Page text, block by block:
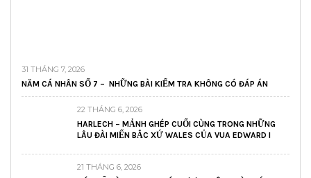
31 THÁNG 7, 2026
NĂM CÁ NHÂN SỐ 7 – NHỮNG BÀI KIỂM TRA KHÔNG CÓ ĐÁP ÁN
22 THÁNG 6, 2026
HARLECH – MẢNH GHÉP CUỐI CÙNG TRONG NHỮNG
LÂU ĐÀI MIẾN BẮC XỨ WALES CỦA VUA EDWARD I
21 THÁNG 6, 2026